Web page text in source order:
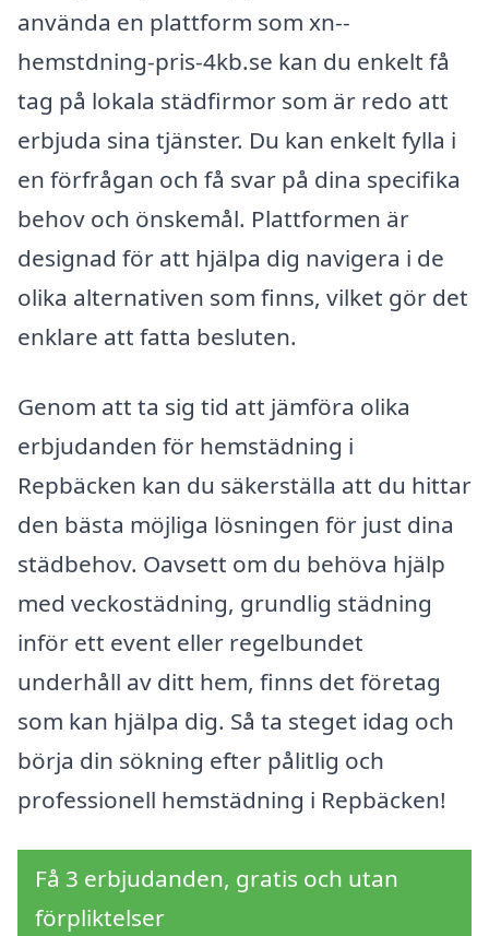
använda en plattform som xn--
hemstdning-pris-4kb.se kan du enkelt få
tag på lokala städfirmor som är redo att
erbjuda sina tjänster. Du kan enkelt fylla i
en förfrågan och få svar på dina specifika
behov och önskemål. Plattformen är
designad för att hjälpa dig navigera i de
olika alternativen som finns, vilket gör det
enklare att fatta besluten.
Genom att ta sig tid att jämföra olika
erbjudanden för hemstädning i
Repbäcken kan du säkerställa att du hittar
den bästa möjliga lösningen för just dina
städbehov. Oavsett om du behöva hjälp
med veckostädning, grundlig städning
inför ett event eller regelbundet
underhåll av ditt hem, finns det företag
som kan hjälpa dig. Så ta steget idag och
börja din sökning efter pålitlig och
professionell hemstädning i Repbäcken!
Få 3 erbjudanden, gratis och utan
förpliktelser